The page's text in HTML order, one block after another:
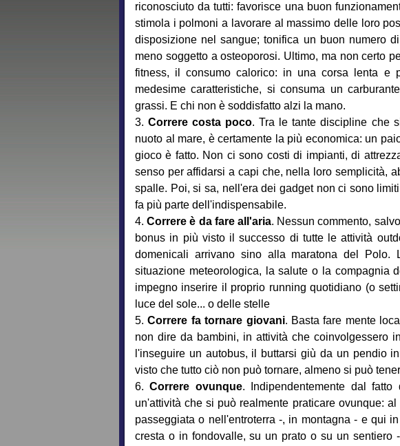
riconosciuto da tutti: favorisce una buon
stimola i polmoni a lavorare al massimo delle loro
disposizione nel sangue; tonifica un buon numero
meno soggetto a osteoporosi. Ultimo, ma non certo
fitness, il consumo calorico: in una corsa lenta e
medesime caratteristiche, si consuma un
grassi. E chi non è soddisfatto alzi la mano.
3.Correre costa poco. Tra le tante discipline che
nuoto al mare, è certamente la più economica: un
gioco è fatto. Non ci sono costi di impianti, di
senso per affidarsi a capi che, nella loro semplicità,
spalle. Poi, si sa, nell'era dei gadget non ci sono
fa più parte dell'indispensabile.
4.Correre è da fare all'aria. Nessun commento,
bonus in più visto il successo di tutte le attività
domenicali arrivano sino alla maratona del Polo.
situazione meteorologica, la salute o la compagnia
impegno inserire il proprio running quotidiano (o
luce del sole... o delle stelle
5.Correre fa tornare giovani. Basta fare mente
non dire da bambini, in attività che coinvolgessero
l'inseguire un autobus, il buttarsi giù da un pendio
visto che tutto ciò non può tornare, almeno si può
6.Correre ovunque. Indipendentemente dal
un'attività che si può realmente praticare ovunque:
passeggiata o nell'entroterra -, in montagna - e qui
cresta o in fondovalle, su un prato o su un